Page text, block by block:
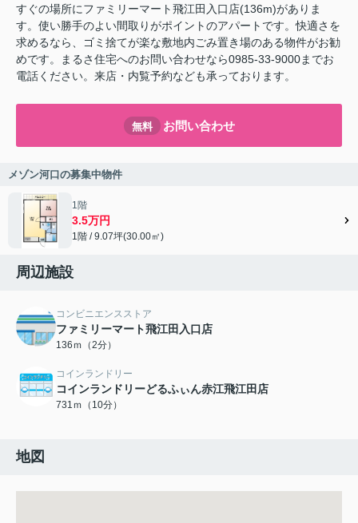
すぐの場所にファミリーマート飛江田入口店(136m)がありま
す。使い勝手のよい間取りがポイントのアパートです。快適さを
求めるなら、ゴミ捨てが楽な敷地内ごみ置き場のある物件がお勧
めです。まるさ住宅へのお問い合わせなら0985-33-9000までお
電話ください。来店・内覧予約なども承っております。
無料 お問い合わせ
メゾン河口の募集中物件
1階
3.5万円
1階 / 9.07坪(30.00㎡)
周辺施設
コンビニエンスストア
ファミリーマート飛江田入口店
136ｍ（2分）
コインランドリー
コインランドリーどるふぃん赤江飛江田店
731ｍ（10分）
地図